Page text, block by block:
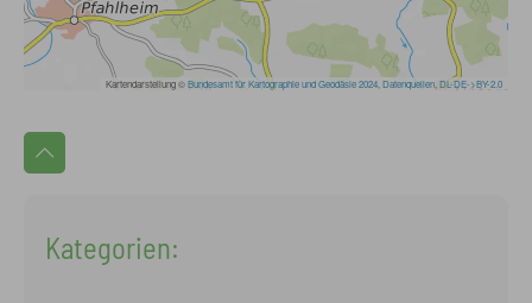
Kategorien: